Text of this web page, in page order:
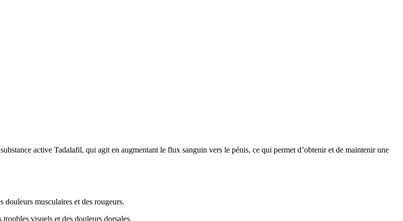
active Tadalafil, qui agit en augmentant le flux sanguin vers le pénis, ce qui permet d’obtenir et de maintenir une
douleurs musculaires et des rougeurs.
visuels et des douleurs dorsales.